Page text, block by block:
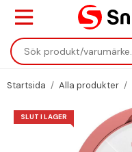
Startsida / Alla produkter /
SLUT I LAGER